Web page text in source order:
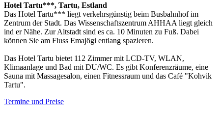
Hotel Tartu***, Tartu, Estland
Das Hotel Tartu*** liegt verkehrsgünstig beim Busbahnhof im
Zentrum der Stadt. Das Wissenschaftszentrum AHHAA liegt gleich
ind er Nähe. Zur Altstadt sind es ca. 10 Minuten zu Fuß. Dabei
können Sie am Fluss Emajögi entlang spazieren.
Das Hotel Tartu bietet 112 Zimmer mit LCD-TV, WLAN,
Klimaanlage und Bad mit DU/WC. Es gibt Konferenzräume, eine
Sauna mit Massagesalon, einen Fitnessraum und das Café "Kohvik
Tartu".
Termine und Preise